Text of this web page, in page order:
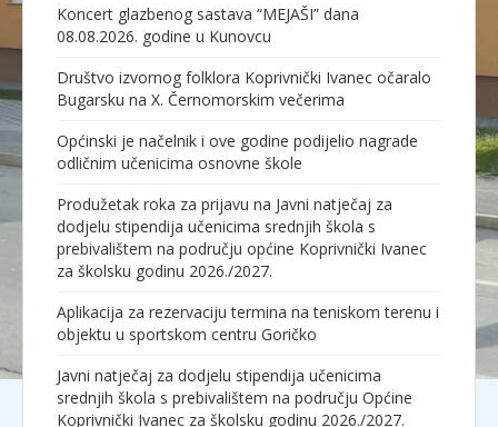
Koncert glazbenog sastava “MEJAŠI” dana
08.08.2026. godine u Kunovcu
Društvo izvornog folklora Koprivnički Ivanec očaralo
Bugarsku na X. Černomorskim večerima
Općinski je načelnik i ove godine podijelio nagrade
odličnim učenicima osnovne škole
Produžetak roka za prijavu na Javni natječaj za
dodjelu stipendija učenicima srednjih škola s
prebivalištem na području općine Koprivnički Ivanec
za školsku godinu 2026./2027.
Aplikacija za rezervaciju termina na teniskom terenu i
objektu u sportskom centru Goričko
Javni natječaj za dodjelu stipendija učenicima
srednjih škola s prebivalištem na području Općine
Koprivnički Ivanec za školsku godinu 2026./2027.